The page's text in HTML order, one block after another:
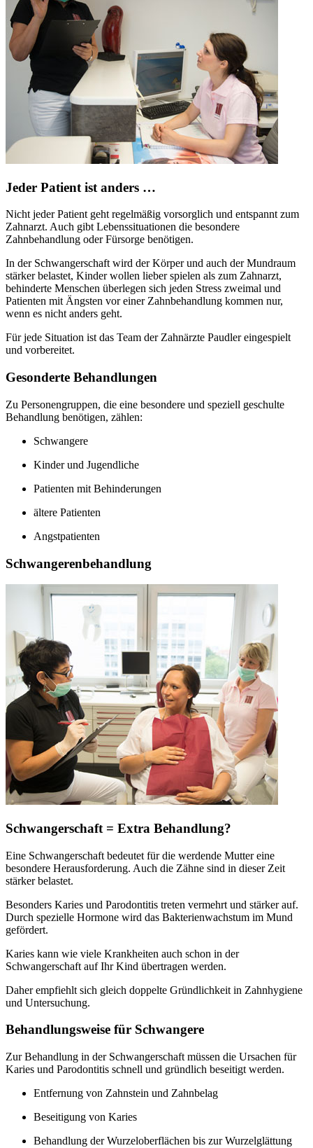
Jeder Patient ist anders …
Nicht jeder Patient geht regelmäßig vorsorglich und entspannt zum
Zahnarzt. Auch gibt Lebenssituationen die besondere
Zahnbehandlung oder Fürsorge benötigen.
In der Schwangerschaft wird der Körper und auch der Mundraum
stärker belastet, Kinder wollen lieber spielen als zum Zahnarzt,
behinderte Menschen überlegen sich jeden Stress zweimal und
Patienten mit Ängsten vor einer Zahnbehandlung kommen nur,
wenn es nicht anders geht.
Für jede Situation ist das Team der Zahnärzte Paudler eingespielt
und vorbereitet.
Gesonderte Behandlungen
Zu Personengruppen, die eine besondere und speziell geschulte
Behandlung benötigen, zählen:
Schwangere
Kinder und Jugendliche
Patienten mit Behinderungen
ältere Patienten
Angstpatienten
Schwangerenbehandlung
Schwangerschaft = Extra Behandlung?
Eine Schwangerschaft bedeutet für die werdende Mutter eine
besondere Herausforderung. Auch die Zähne sind in dieser Zeit
stärker belastet.
Besonders Karies und Parodontitis treten vermehrt und stärker auf.
Durch spezielle Hormone wird das Bakterienwachstum im Mund
gefördert.
Karies kann wie viele Krankheiten auch schon in der
Schwangerschaft auf Ihr Kind übertragen werden.
Daher empfiehlt sich gleich doppelte Gründlichkeit in Zahnhygiene
und Untersuchung.
Behandlungsweise für Schwangere
Zur Behandlung in der Schwangerschaft müssen die Ursachen für
Karies und Parodontitis schnell und gründlich beseitigt werden.
Entfernung von Zahnstein und Zahnbelag
Beseitigung von Karies
Behandlung der Wurzeloberflächen bis zur Wurzelglättung